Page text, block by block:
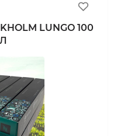
LUNGO 100